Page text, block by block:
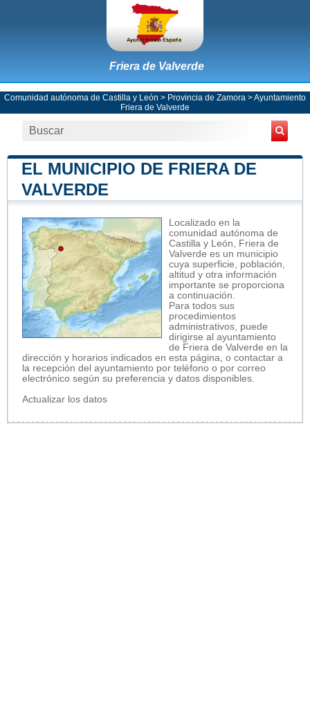
Friera de Valverde
Comunidad autónoma de Castilla y León > Provincia de Zamora >Ayuntamiento
Friera de Valverde
EL MUNICIPIO DE FRIERA DE
VALVERDE
Localizado en la
comunidad autónoma de
Castilla y León, Friera de
Valverde es un municipio
cuya superficie, población,
altitud y otra información
importante se proporciona
a continuación.
Para todos sus
procedimientos
administrativos, puede
dirigirse al ayuntamiento
de Friera de Valverde en la
dirección y horarios indicados en esta página, o contactar a
la recepción del ayuntamiento por teléfono o por correo
electrónico según su preferencia y datos disponibles.
Actualizar los datos